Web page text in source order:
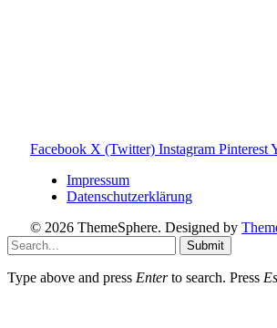
Facebook X (Twitter) Instagram Pinterest
Impressum
Datenschutzerklärung
© 2026 ThemeSphere. Designed by
Submit
Type above and press Enterto search. Press